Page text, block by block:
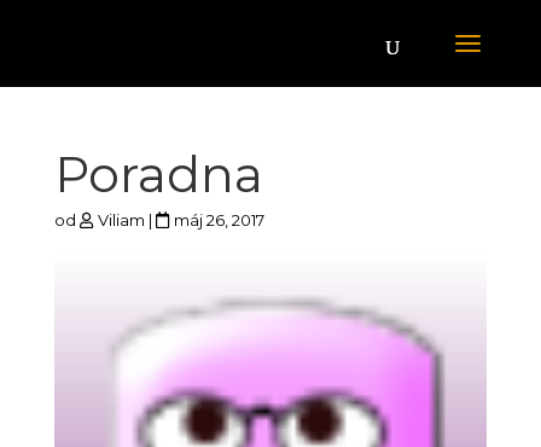
Poradna
od Viliam | máj 26, 2017